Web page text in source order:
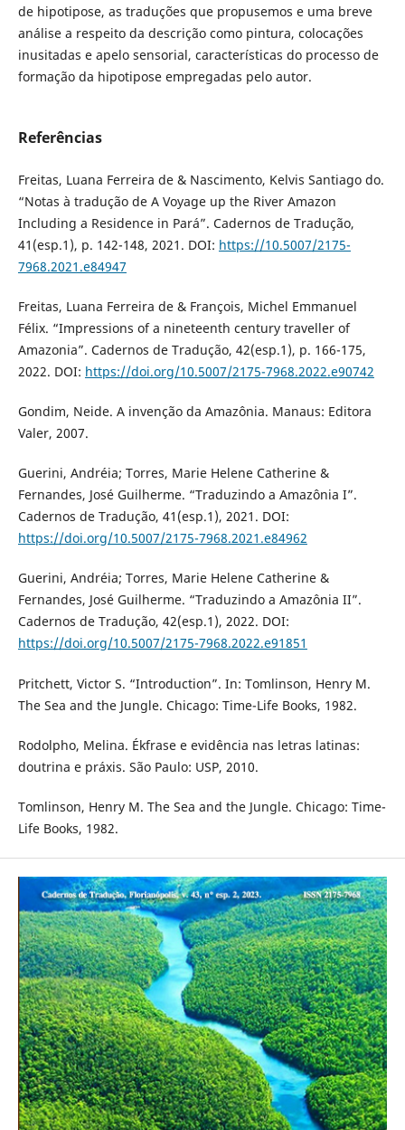
de hipotipose, as traduções que propusemos e uma breve
análise a respeito da descrição como pintura, colocações
inusitadas e apelo sensorial, características do processo de
formação da hipotipose empregadas pelo autor.
Referências
Freitas, Luana Ferreira de & Nascimento, Kelvis Santiago do.
“Notas à tradução de A Voyage up the River Amazon
Including a Residence in Pará”. Cadernos de Tradução,
41(esp.1), p. 142-148, 2021. DOI: https://10.5007/2175-
7968.2021.e84947
Freitas, Luana Ferreira de & François, Michel Emmanuel
Félix. “Impressions of a nineteenth century traveller of
Amazonia”. Cadernos de Tradução, 42(esp.1), p. 166-175,
2022. DOI: https://doi.org/10.5007/2175-7968.2022.e90742
Gondim, Neide. A invenção da Amazônia. Manaus: Editora
Valer, 2007.
Guerini, Andréia; Torres, Marie Helene Catherine &
Fernandes, José Guilherme. “Traduzindo a Amazônia I”.
Cadernos de Tradução, 41(esp.1), 2021. DOI:
https://doi.org/10.5007/2175-7968.2021.e84962
Guerini, Andréia; Torres, Marie Helene Catherine &
Fernandes, José Guilherme. “Traduzindo a Amazônia II”.
Cadernos de Tradução, 42(esp.1), 2022. DOI:
https://doi.org/10.5007/2175-7968.2022.e91851
Pritchett, Victor S. “Introduction”. In: Tomlinson, Henry M.
The Sea and the Jungle. Chicago: Time-Life Books, 1982.
Rodolpho, Melina. Ékfrase e evidência nas letras latinas:
doutrina e práxis. São Paulo: USP, 2010.
Tomlinson, Henry M. The Sea and the Jungle. Chicago: Time-
Life Books, 1982.